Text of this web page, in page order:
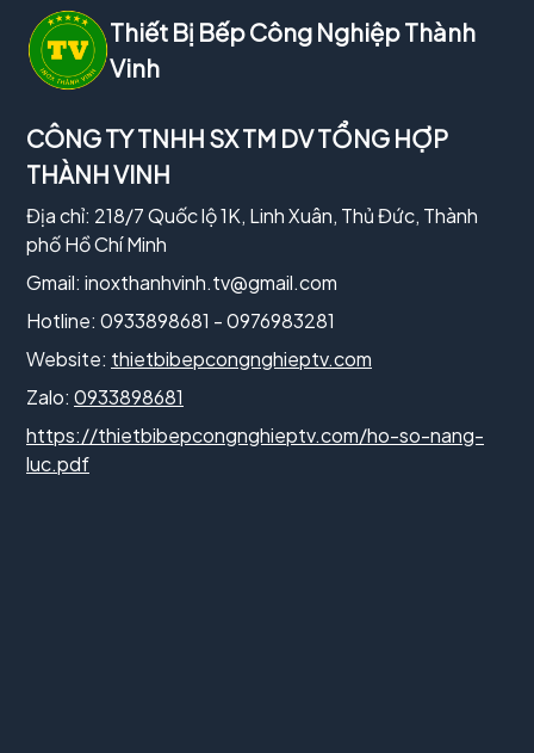
Thiết Bị Bếp Công Nghiệp Thành
Vinh
CÔNG TY TNHH SX TM DV TỔNG HỢP
THÀNH VINH
Địa chỉ: 218/7 Quốc lộ 1K, Linh Xuân, Thủ Đức, Thành
phố Hồ Chí Minh
Gmail: inoxthanhvinh.tv@gmail.com
Hotline: 0933898681 - 0976983281
Website: thietbibepcongnghieptv.com
Zalo: 0933898681
https://thietbibepcongnghieptv.com/ho-so-nang-
luc.pdf